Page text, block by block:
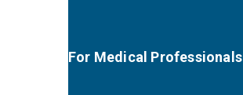
For Medical Professionals